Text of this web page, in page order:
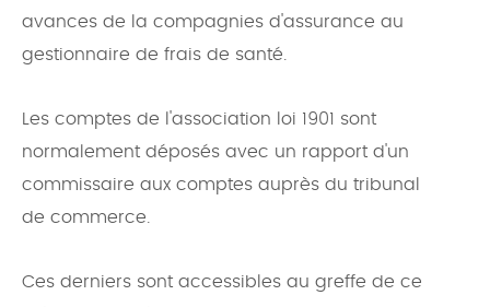
avances de la compagnies d'assurance au
gestionnaire de frais de santé.
Les comptes de l'association loi 1901 sont
normalement déposés avec un rapport d'un
commissaire aux comptes auprès du tribunal
de commerce.
Ces derniers sont accessibles au greffe de ce